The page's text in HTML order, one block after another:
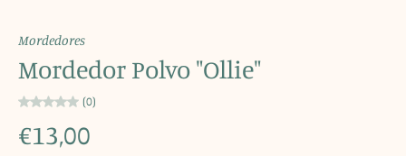
Mordedores
Mordedor Polvo "Ollie"
(0)
€13,00